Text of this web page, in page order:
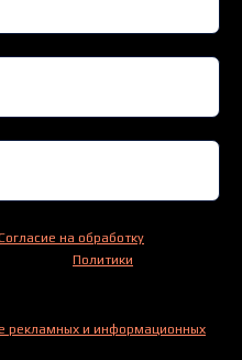
на обработку
Политики
рекламных и информационных